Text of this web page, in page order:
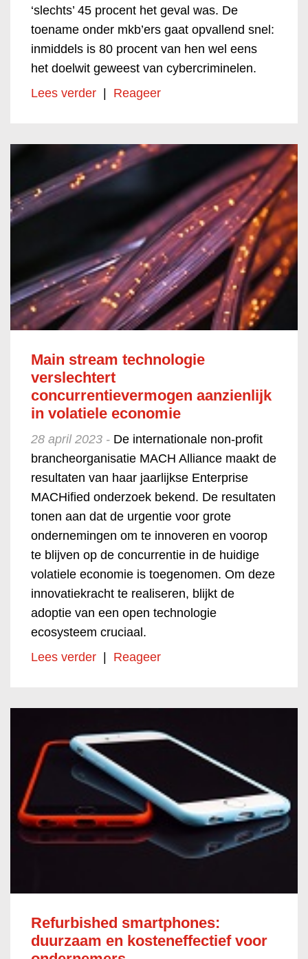
‘slechts’ 45 procent het geval was. De
toename onder mkb’ers gaat opvallend snel:
inmiddels is 80 procent van hen wel eens
het doelwit geweest van cybercriminelen.
Lees verder
Reageer
Main stream technologie
verslechtert
concurrentievermogen aanzienlijk
in volatiele economie
28 april 2023 - De internationale non-profit
brancheorganisatie MACH Alliance maakt de
resultaten van haar jaarlijkse Enterprise
MACHified onderzoek bekend. De resultaten
tonen aan dat de urgentie voor grote
ondernemingen om te innoveren en voorop
te blijven op de concurrentie in de huidige
volatiele economie is toegenomen. Om deze
innovatiekracht te realiseren, blijkt de
adoptie van een open technologie
ecosysteem cruciaal.
Lees verder | Reageer
Refurbished smartphones:
duurzaam en kosteneffectief voor